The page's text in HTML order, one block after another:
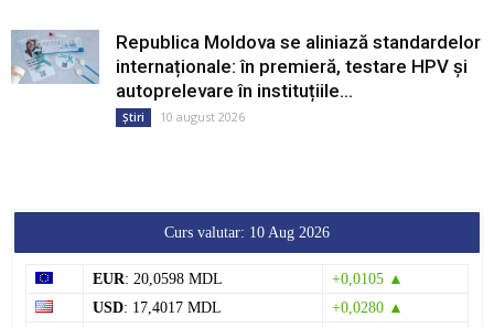
Republica Moldova se aliniază standardelor
internaționale: în premieră, testare HPV și
autoprelevare în instituțiile...
Știri 10 august 2026
Curs valutar: 10 Aug 2026
EUR: 20,0598 MDL
+0,0105 ▲
USD: 17,4017 MDL
+0,0280 ▲